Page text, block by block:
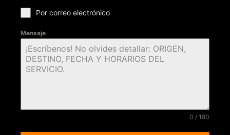
Por correo electrónico
Mensaje
0 / 180